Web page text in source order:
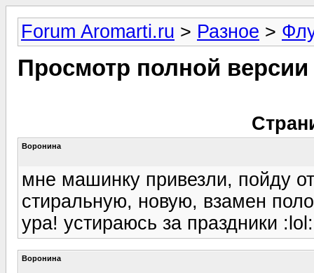
Forum Aromarti.ru > Разное >
Просмотр полной
Воронина
мне машинку привезли, пойду
стиральную, новую, взамен
ура! устираюсь за праздники :lol:
Воронина